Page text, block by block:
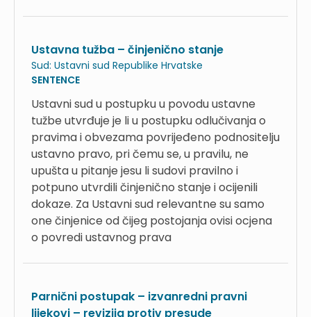
Ustavna tužba – činjenično stanje
Sud: Ustavni sud Republike Hrvatske
SENTENCE
Ustavni sud u postupku u povodu ustavne
tužbe utvrđuje je li u postupku odlučivanja o
pravima i obvezama povrijeđeno podnositelju
ustavno pravo, pri čemu se, u pravilu, ne
upušta u pitanje jesu li sudovi pravilno i
potpuno utvrdili činjenično stanje i ocijenili
dokaze. Za Ustavni sud relevantne su samo
one činjenice od čijeg postojanja ovisi ocjena
o povredi ustavnog prava
Parnični postupak – izvanredni pravni
lijekovi – revizija protiv presude